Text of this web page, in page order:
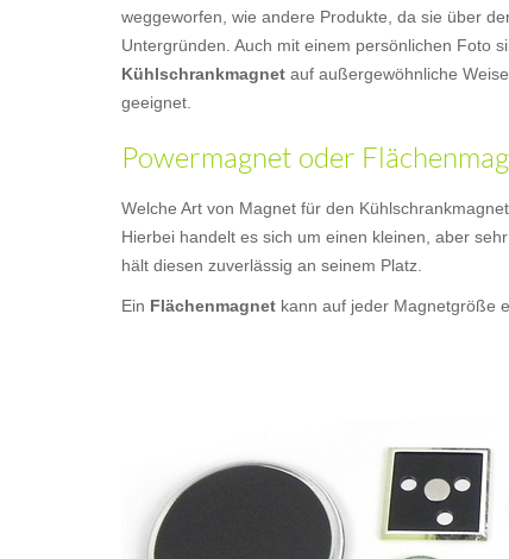
weggeworfen, wie andere Produkte, da sie über
Untergründen. Auch mit einem persönlichen Foto
Kühlschrankmagnet auf außergewöhnliche
geeignet.
Powermagnet oder
Welche Art von Magnet für den
Hierbei handelt es sich um einen kleinen, aber
hält diesen zuverlässig an seinem Platz.
Ein Flächenmagnet kann auf jeder Magnetgröße